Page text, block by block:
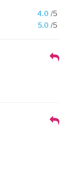
4.0 /5
5.0 /5